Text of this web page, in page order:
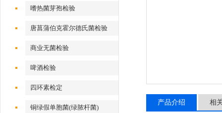
嗜热菌芽孢检验
唐菖蒲伯克霍尔德氏菌检验
商业无菌检验
啤酒检验
四环素检定
铜绿假单胞菌(绿脓杆菌)
产品介绍 相